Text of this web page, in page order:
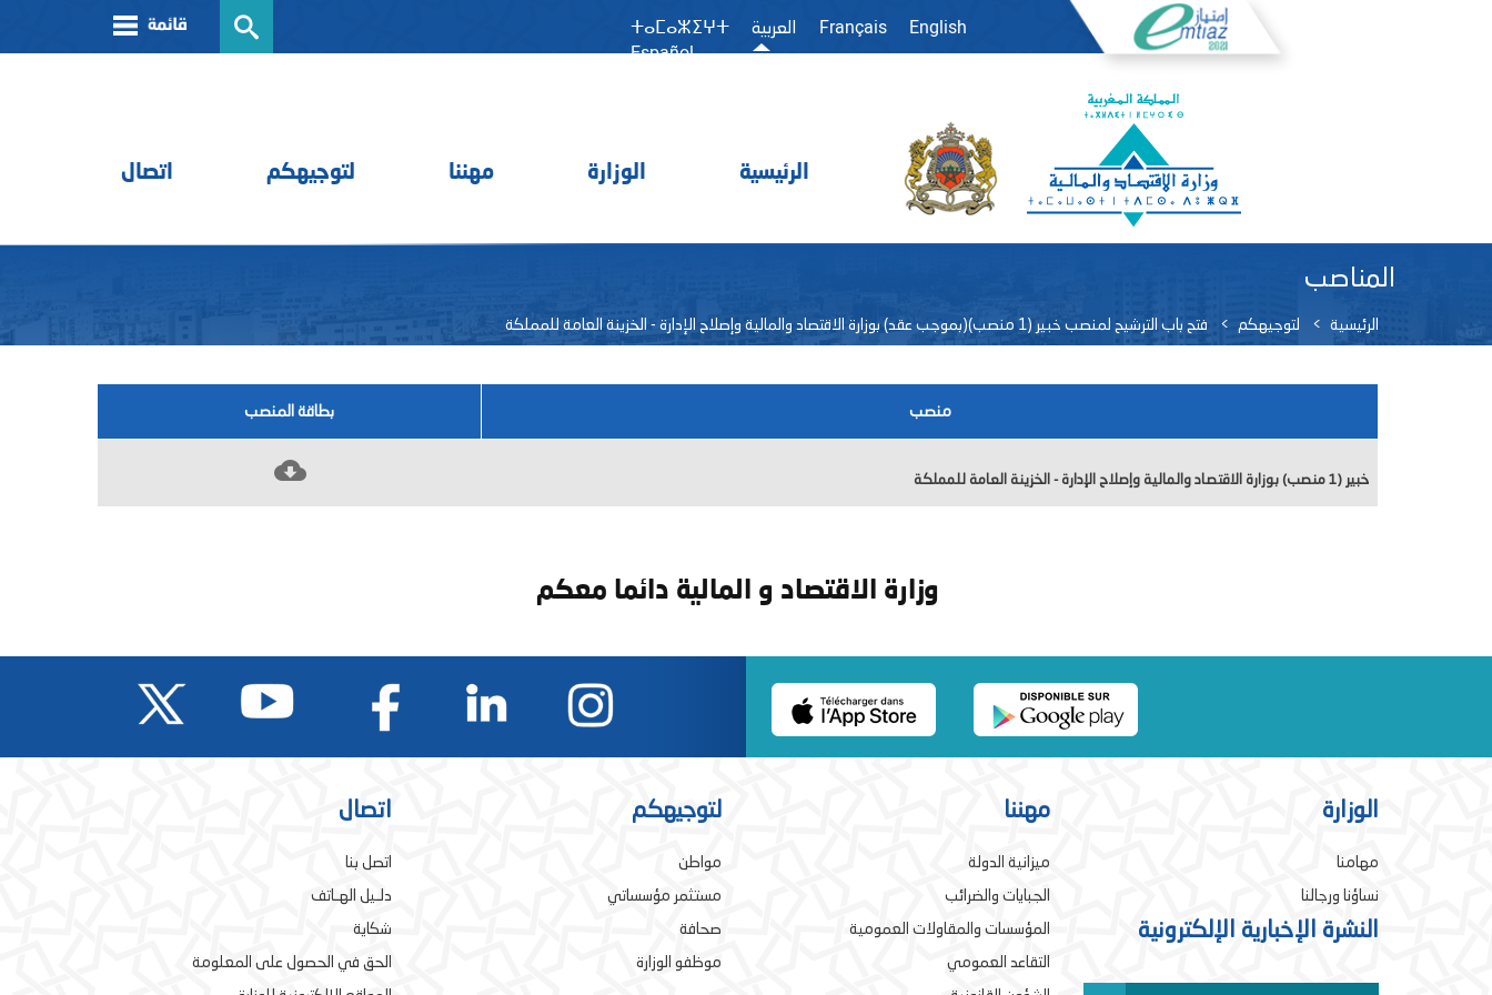
ⵜⴰⵎⴰⵣⵉⵖⵜ العربية Français
English
Español
الرئيسية الوزارة مهننا لتوجيهكم اتصال
المناصب
الرئيسية لتوجيهكم فتح باب الترشيح لمنصب خبير (1 منصب)(بموجب عقد) بوزارة الاقتصاد والمالية وإصلاح الإدارة - الخزينة العامة للمملكة
منصب بطاقة المنصب
خبير (1 منصب) بوزارة الاقتصاد والمالية وإصلاح الإدارة - الخزينة العامة للمملكة
وزارة الاقتصاد و المالية دائما معكم
اتصال
اتصل بنا
دلـيل الهـاتف
شكاية
الحق في الحصول على المعلومة
لتوجيهكم
مواطن
مستثمر مؤسساتي
صحافة
موظفو الوزارة
مهننا
ميزانية الدولة
الجبايات والضرائب
المؤسسات والمقاولات العمومية
التقاعد العمومي
الوزارة
مهامنا
نساؤنا ورجالنا
النشرة الإخبارية الإلكترونية